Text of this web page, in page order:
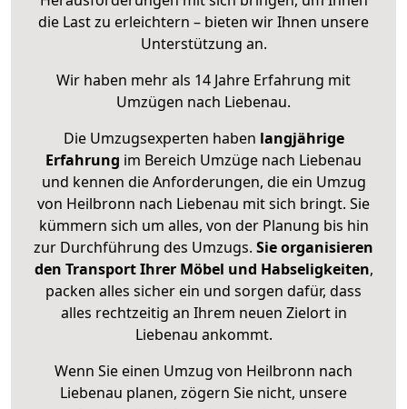
die Last zu erleichtern – bieten wir Ihnen unsere
Unterstützung an.
Wir haben mehr als 14 Jahre Erfahrung mit
Umzügen nach Liebenau.
Die Umzugsexperten haben langjährige
Erfahrung im Bereich Umzüge nach Liebenau
und kennen die Anforderungen, die ein Umzug
von Heilbronn nach Liebenau mit sich bringt. Sie
kümmern sich um alles, von der Planung bis hin
zur Durchführung des Umzugs. Sie organisieren
den Transport Ihrer Möbel und Habseligkeiten,
packen alles sicher ein und sorgen dafür, dass
alles rechtzeitig an Ihrem neuen Zielort in
Liebenau ankommt.
Wenn Sie einen Umzug von Heilbronn nach
Liebenau planen, zögern Sie nicht, unsere